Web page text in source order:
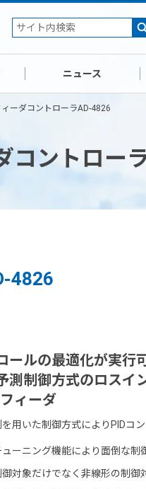
ニュース
ーダコントローラAD-4826
コントロー
4826
ールの最適化が実行
測制御方式のロスイ
ィーダ
用いた制御方式によりPIDコ
ューニング機能により面倒な制
対象だけでなく非線形の制御